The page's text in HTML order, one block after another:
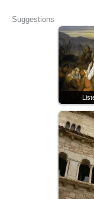
Suggestions